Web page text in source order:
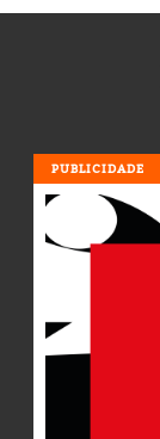
PUBLICIDADE